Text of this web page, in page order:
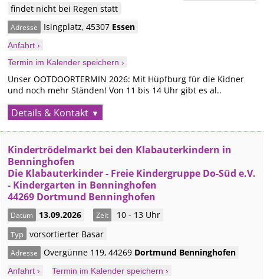
findet nicht bei Regen statt
Adresse Isingplatz,45307 Essen
Anfahrt ›
Termin im Kalender speichern ›
Unser OOTDOORTERMIN 2026: Mit Hüpfburg für die Kidner
und noch mehr Ständen! Von 11 bis 14 Uhr gibt es al..
Details & Kontakt
Kindertrödelmarkt bei den Klabauterkindern in
Benninghofen
Die Klabauterkinder - Freie Kindergruppe Do-Süd e.V.
- Kindergarten in Benninghofen
44269 Dortmund Benninghofen
Datum 13.09.2026 Zeit 10 - 13 Uhr
Typ vorsortierter Basar
Adresse Overgünne 119,44269 Dortmund Benninghofen
Anfahrt › Termin im Kalender speichern ›